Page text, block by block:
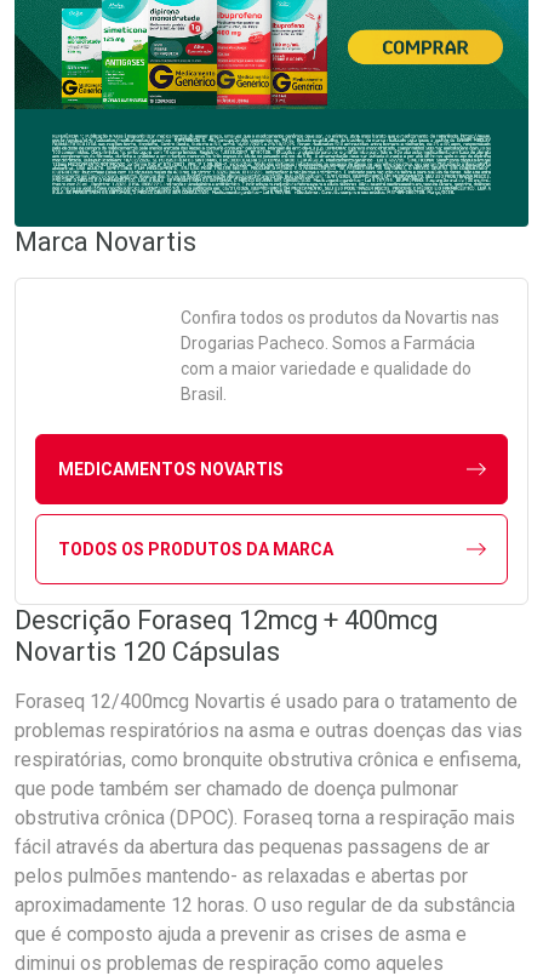
Marca Novartis
Confira todos os produtos da Novartis nas
Drogarias Pacheco. Somos a Farmácia
com a maior variedade e qualidade do
Brasil.
MEDICAMENTOS NOVARTIS
TODOS OS PRODUTOS DA MARCA
Descrição Foraseq 12mcg + 400mcg
Novartis 120 Cápsulas
Foraseq 12/400mcg Novartis é usado para o tratamento de
problemas respiratórios na asma e outras doenças das vias
respiratórias, como bronquite obstrutiva crônica e enfisema,
que pode também ser chamado de doença pulmonar
obstrutiva crônica (DPOC). Foraseq torna a respiração mais
fácil através da abertura das pequenas passagens de ar
pelos pulmões mantendo- as relaxadas e abertas por
aproximadamente 12 horas. O uso regular de da substância
que é composto ajuda a prevenir as crises de asma e
diminui os problemas de respiração como aqueles